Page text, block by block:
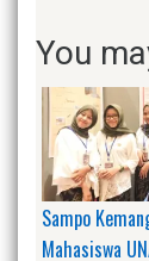
You
Sampo
Mahasiswa